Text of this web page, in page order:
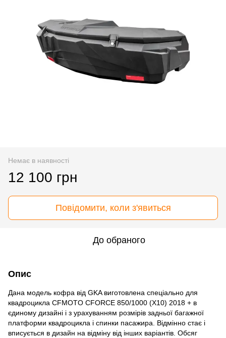
Немає в наявності
12 100 грн
Повідомити, коли з'явиться
До обраного
Опис
Дана модель кофра від GKA виготовлена ​​спеціально для
квадроцикла CFMOTO CFORCE 850/1000 (X10) 2018 + в
єдиному дизайні і з урахуванням розмірів задньої багажної
платформи квадроцикла і спинки пасажира. Відмінно стає і
вписується в дизайн на відміну від інших варіантів. Обсяг